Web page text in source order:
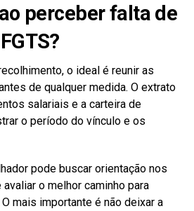
perceber falta de
o ideal é reunir as
de qualquer medida. O extrato
salariais e a carteira de
o período do vínculo e os
pode buscar orientação nos
o melhor caminho para
mais importante é não deixar a